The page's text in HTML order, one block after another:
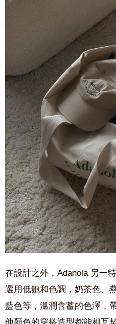
在設計之外， Adanola 另一
選用低飽和色調，奶茶色、
藍色等，溫潤含蓄的色澤，
他顏色的穿搭造型都能相互